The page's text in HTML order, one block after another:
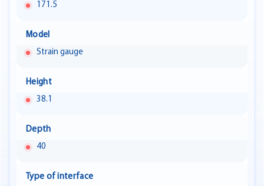
171.5
Model
Strain gauge
Height
38.1
Depth
40
Type of interface